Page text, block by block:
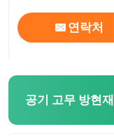
연락처
공기 고무 방현재